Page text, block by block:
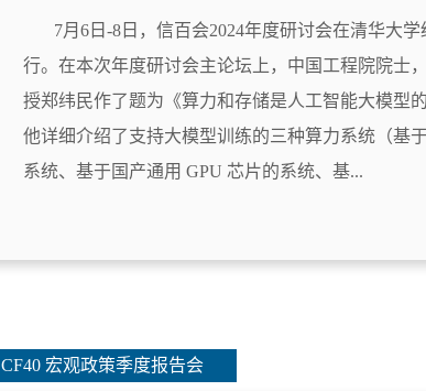
7月6日-8日，信百会2024年度研讨会在清华大学
行。在本次年度研讨会主论坛上，中国工程院院士
授郑纬民作了题为《算力和存储是人工智能大模型
他详细介绍了支持大模型训练的三种算力系统（基
系统、基于国产通用 GPU 芯片的系统、基...
CF40 宏观政策季度报告会